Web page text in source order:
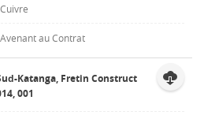
Cuivre
Avenant au Contrat
Katanga, Fretin Construct
001